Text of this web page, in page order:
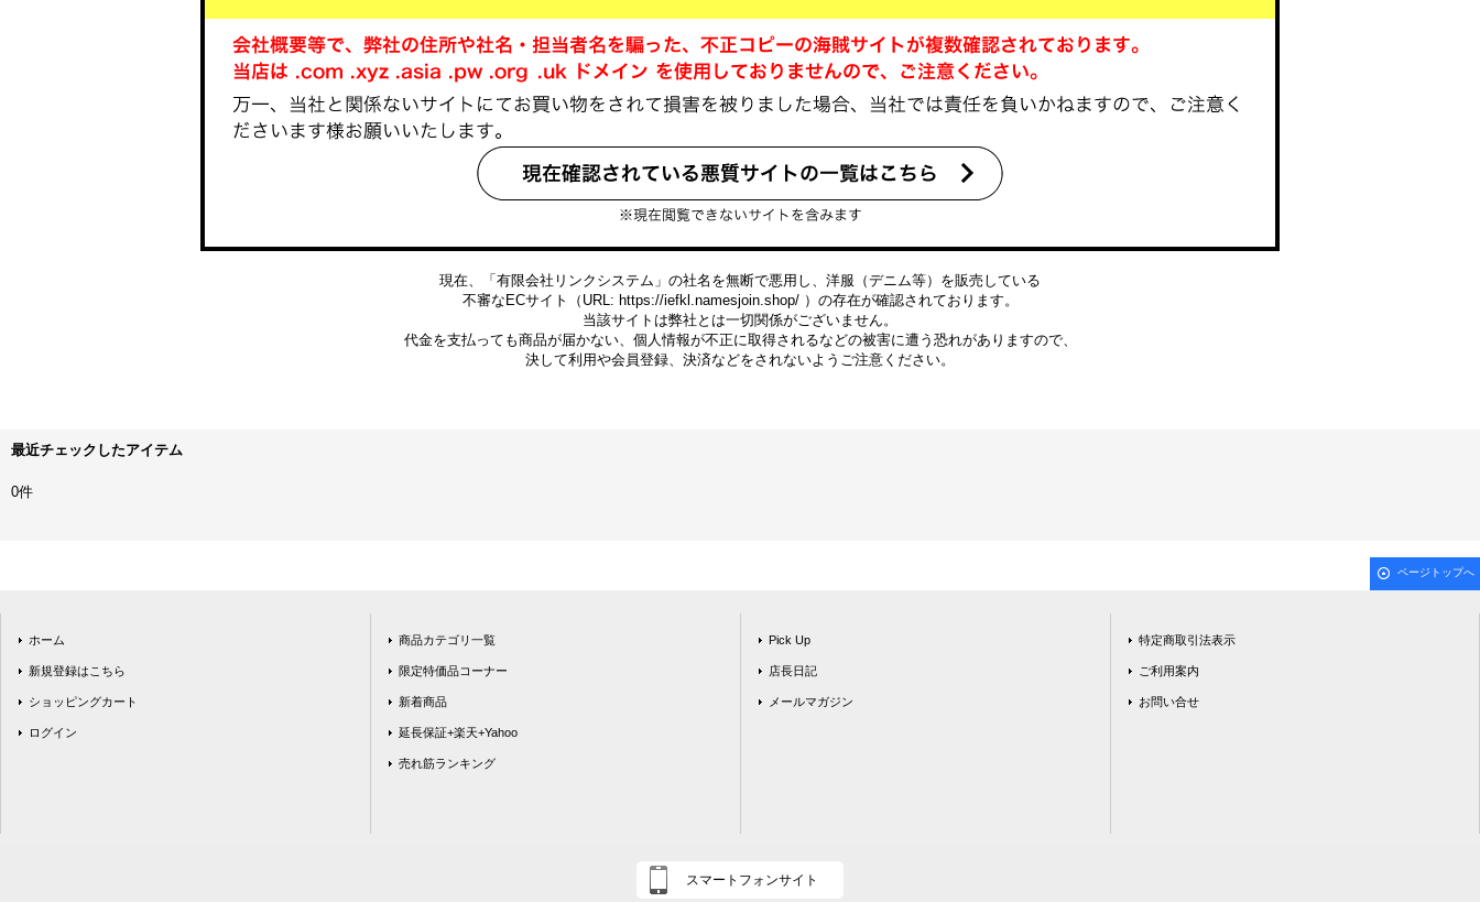
現在、「有限会社リンクシステム」の社名を無断で悪用し、洋服（デニム等）を販売している
不審なECサイト（URL: https://iefkl.namesjoin.shop/ ）の存在が確認されております。
当該サイトは弊社とは一切関係がございません。
代金を支払っても商品が届かない、個人情報が不正に取得されるなどの被害に遭う恐れがありますので、
決して利用や会員登録、決済などをされないようご注意ください。
最近チェックしたアイテム
0件
ページトップへ
ホーム
新規登録はこちら
ショッピングカート
ログイン
商品カテゴリ一覧
限定特価品コーナー
新着商品
延長保証+楽天+Yahoo
売れ筋ランキング
Pick Up
店長日記
メールマガジン
特定商取引法表示
ご利用案内
お問い合せ
スマートフォンサイト